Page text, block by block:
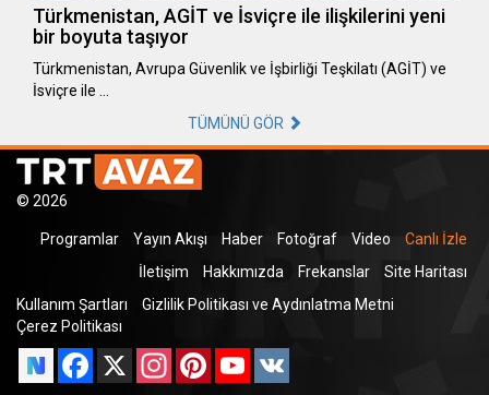
Türkmenistan, AGİT ve İsviçre ile ilişkilerini yeni
bir boyuta taşıyor
Türkmenistan, Avrupa Güvenlik ve İşbirliği Teşkilatı (AGİT) ve
İsviçre ile …
TÜMÜNÜ GÖR
© 2026
Programlar Yayın Akışı Haber Fotoğraf Video
Canlı İzle
İletişim
Hakkımızda Frekanslar
Site Haritası
Kullanım Şartları
Gizlilik Politikası ve Aydınlatma Metni
Çerez Politikası
Facebook
X InstagramPinterestYouTube